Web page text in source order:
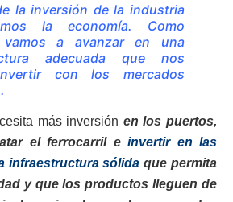
la inversión de la industria
la economía. Como
vamos a avanzar en una
adecuada que nos
con los mercados
más inversión en los puertos,
el ferrocarril einvertir en las
infraestructura sólida que permita
y que los productos lleguen de